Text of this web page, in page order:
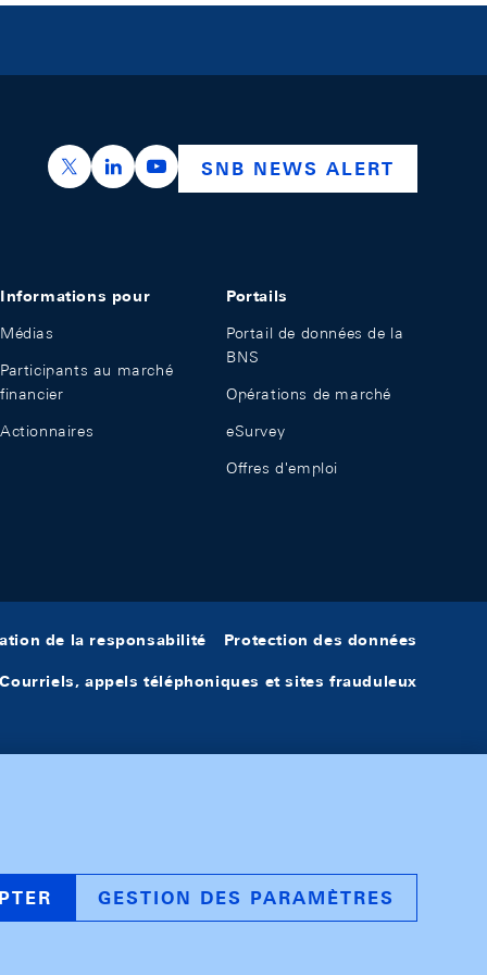
https://x.com/snb_bns
https://ch.linkedin.com/company/swiss-
https://www.youtube.com/
SNB NEWS ALERT
Informations pour
Médias
Participants au marché
financier
Actionnaires
Portails
Portail de données de la
BNS
Opérations de marché
eSurvey
Offres d'emploi
de la responsabilité Protection des données
Courriels, appels téléphoniques et sites frauduleux
GESTION DES PARAMÈTRES